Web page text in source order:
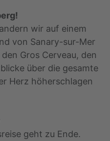
wir auf einem
von Sanary-sur-Mer
Gros Cerveau, den
über die gesamte
Herz höherschlagen
geht zu Ende.